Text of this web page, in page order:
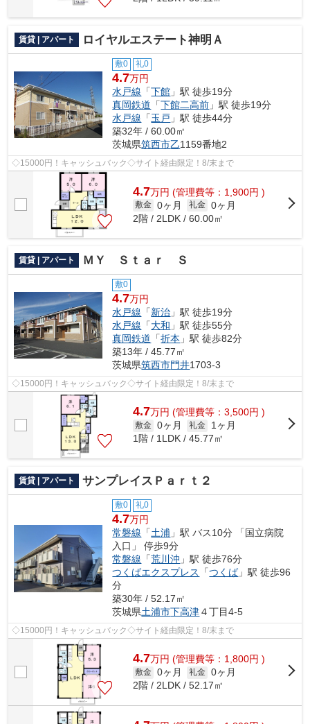
賃貸 | アパート ロイヤルエステート神明Ａ
敷0 礼0
4.7万円
水戸線 「下館 」駅 徒歩19分
真岡鉄道 「下館二高前 」駅 徒歩19分
水戸線 「玉戸 」駅 徒歩44分
築32年 / 60.00㎡
茨城県筑西市乙1159番地2
◇15000円！キャッシュバック◇サイト経由限定！8/末まで
4.7万円 (管理費等：1,900円 )
敷金 0ヶ月 礼金 0ヶ月
2階 / 2LDK / 60.00㎡
賃貸 | アパート ＭＹ Ｓｔａｒ Ｓ
敷0
4.7万円
水戸線 「新治 」駅 徒歩19分
水戸線 「大和 」駅 徒歩55分
真岡鉄道 「折本 」駅 徒歩82分
築13年 / 45.77㎡
茨城県筑西市門井1703-3
◇15000円！キャッシュバック◇サイト経由限定！8/末まで
4.7万円 (管理費等：3,500円 )
敷金 0ヶ月 礼金
1ヶ月
1階 / 1LDK / 45.77㎡
賃貸 | アパート サンプレイスＰａｒｔ２
敷0 礼0
4.7万円
常磐線 「土浦 」駅 バス10分 「国立病院
入口」 停歩9分
常磐線 「荒川沖 」駅 徒歩76分
つくばエクスプレス
「つくば」駅 徒歩96
分
築30年 / 52.17㎡
茨城県土浦市下高津４丁目4-5
◇15000円！キャッシュバック◇サイト経由限定！8/末まで
4.7万円 (管理費等：1,800円 )
敷金 0ヶ月 礼金 0ヶ月
2階 / 2LDK / 52.17㎡